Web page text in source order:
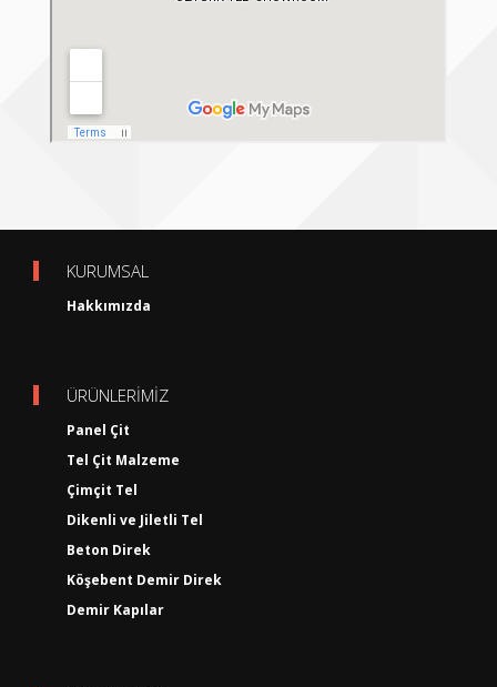
KURUMSAL
Hakkımızda
ÜRÜNLERİMİZ
Panel Çit
Tel Çit Malzeme
Çimçit Tel
Dikenli ve Jiletli Tel
Beton Direk
Köşebent Demir Direk
Demir Kapılar